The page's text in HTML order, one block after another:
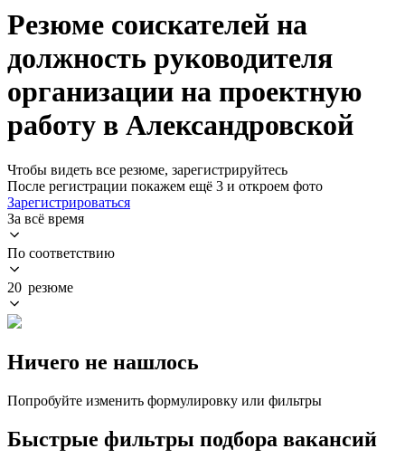
Резюме соискателей на
должность руководителя
организации на проектную
работу в Александровской
Чтобы видеть все резюме, зарегистрируйтесь
После регистрации покажем ещё 3 и откроем фото
Зарегистрироваться
За всё время
По соответствию
20 резюме
Ничего не нашлось
Попробуйте изменить формулировку или фильтры
Быстрые фильтры подбора вакансий